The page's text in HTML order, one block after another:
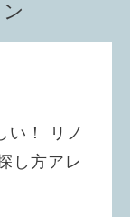
い！ リノ
し方アレ